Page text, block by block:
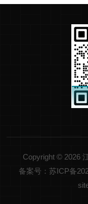
Copyright © 2026
备案号：苏ICP备